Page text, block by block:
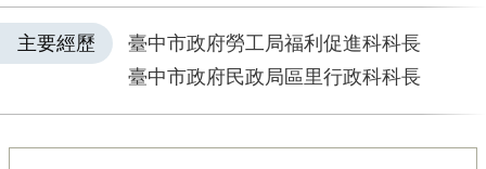
主要經歷
臺中市政府勞工局福利促進科科長
臺中市政府民政局區里行政科科長